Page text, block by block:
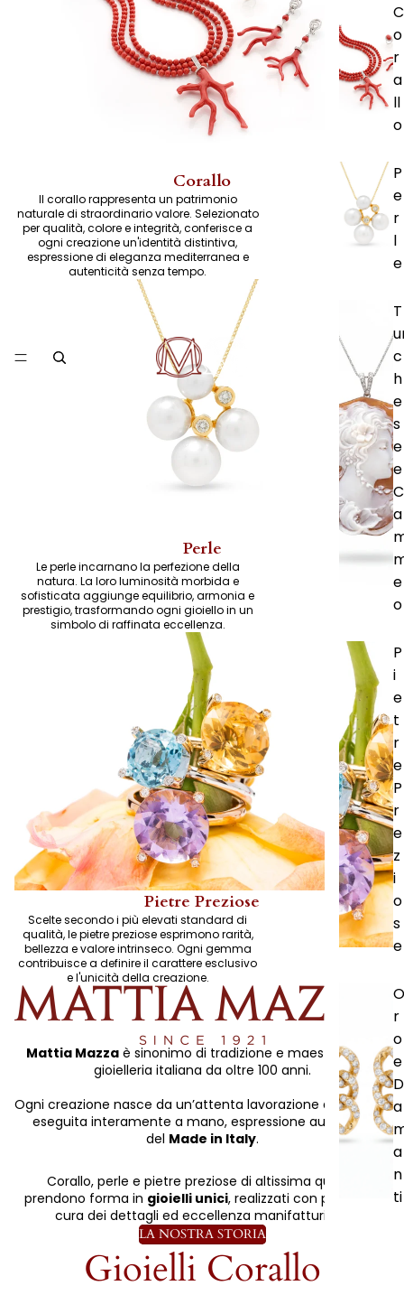
C
o
r
a
ll
o
P
e
r
l
e
T
c
h
e
s
e
e
C
a
e
o
P
i
e
t
r
e
P
r
e
z
i
o
s
e
O
r
o
e
a
a
n
ti
Corallo
Il corallo rappresenta un patrimonio
naturale di straordinario valore. Selezionato
per qualità, colore e integrità, conferisce a
ogni creazione un'identità distintiva,
espressione di eleganza mediterranea e
autenticità senza tempo.
Perle
Le perle incarnano la perfezione della
natura. La loro luminosità morbida e
sofisticata aggiunge equilibrio, armonia e
prestigio, trasformando ogni gioiello in un
simbolo di raffinata eccellenza.
Pietre Preziose
Scelte secondo i più elevati standard di
qualità, le pietre preziose esprimono rarità,
bellezza e valore intrinseco. Ogni gemma
contribuisce a definire il carattere esclusivo
e l'unicità della creazione.
Mattia Mazza è sinonimo di tradizione e maestria nella
gioielleria italiana da oltre 100 anni.
Ogni creazione nasce da un’attenta lavorazione artigianale
eseguita interamente a mano, espressione autentica
del Made in Italy.
Corallo, perle e pietre preziose di altissima qualità
prendono forma in gioielli unici, realizzati con passione,
cura dei dettagli ed eccellenza manifatturiera.
LA NOSTRA STORIA
Gioielli Corallo